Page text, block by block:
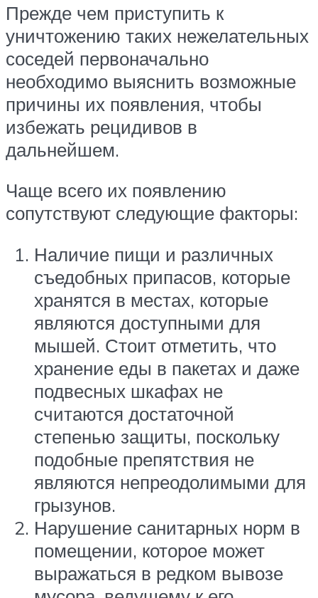
Прежде чем приступить к
уничтожению таких нежелательных
соседей первоначально
необходимо выяснить возможные
причины их появления, чтобы
избежать рецидивов в
дальнейшем.
Чаще всего их появлению
сопутствуют следующие факторы:
Наличие пищи и различных
съедобных припасов, которые
хранятся в местах, которые
являются доступными для
мышей. Стоит отметить, что
хранение еды в пакетах и даже
подвесных шкафах не
считаются достаточной
степенью защиты, поскольку
подобные препятствия не
являются непреодолимыми для
грызунов.
Нарушение санитарных норм в
помещении, которое может
выражаться в редком вывозе